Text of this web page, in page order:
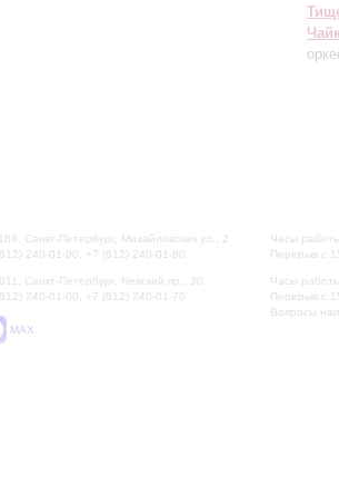
Санкт-Петербург, Михайловская ул., 2
240-01-00, +7 (812) 240-01-80
Санкт-Петербург, Невский пр., 30
240-01-00, +7 (812) 240-01-70
MAX
Часы
Перерыв с
Часы
Перерыв с
Вопросы